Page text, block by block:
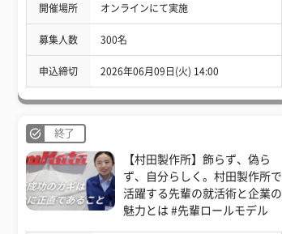
開催場所 オンラインにて実施
募集人数 300名
申込締切 2026年06月09日(火) 14:00
終了
【村田製作所】飾らず、偽ら
ず、自分らしく。村田製作所で
活躍する先輩の就活術と企業の
魅力とは #先輩ロールモデル